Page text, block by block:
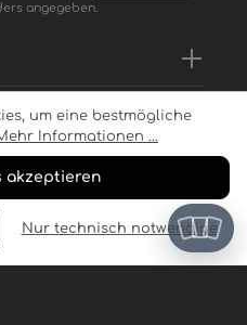
angegeben.
um eine bestmögliche
Informationen ...
akzeptieren
Nur technisch notwendige